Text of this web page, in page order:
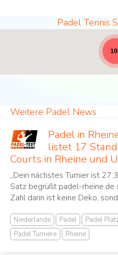
Padel Tennis
Padel Standorte - volle
Weitere Padel News
Padel in
listet 17
Courts in Rheine und
„Dein nächstes Turnier ist
Satz begrüßt padel-rheine.de
Zahl darin ist keine Deko,
Niederlande Padel Padel
Padel Turniere
Rheine